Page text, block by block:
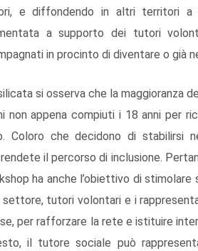
e diffondendo in altri territori a
a supporto dei tutori
in procinto di diventare o già
si osserva che la maggioranza
non appena compiuti i 18 anni per
Coloro che decidono di stabilirsi
il percorso di inclusione.
ha anche l’obiettivo di
tutori volontari e i
per rafforzare la rete e istituire
il tutore sociale può